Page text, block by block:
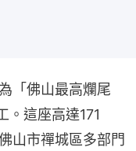
「佛山最高爛尾
。這座高達171
山市禪城區多部門